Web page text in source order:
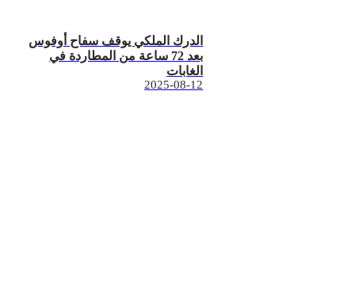
الدرك الملكي يوقف سفاح أوفوس
بعد 72 ساعة من المطاردة في
الغابات
2025-08-12